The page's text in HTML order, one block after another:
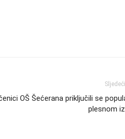
OŠ Šećerana priključili se
plesnom